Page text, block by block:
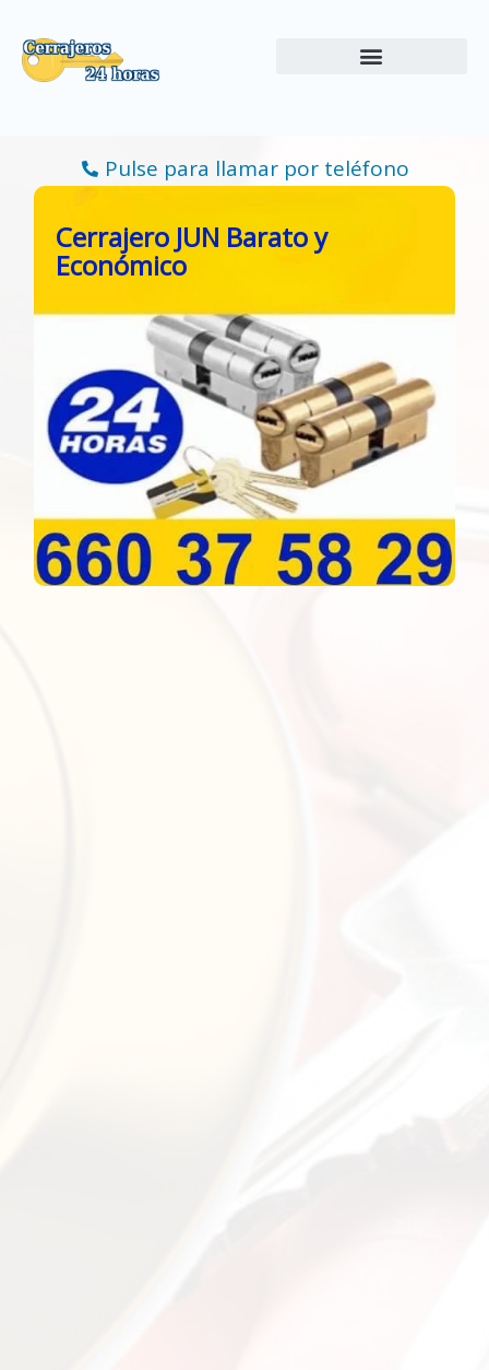
contenido
Pulse para llamar por teléfono
Cerrajero JUN Barato y
Económico